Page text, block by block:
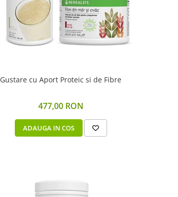
Gustare cu Aport Proteic si de Fibre
477,00 RON
ADAUGA IN COS